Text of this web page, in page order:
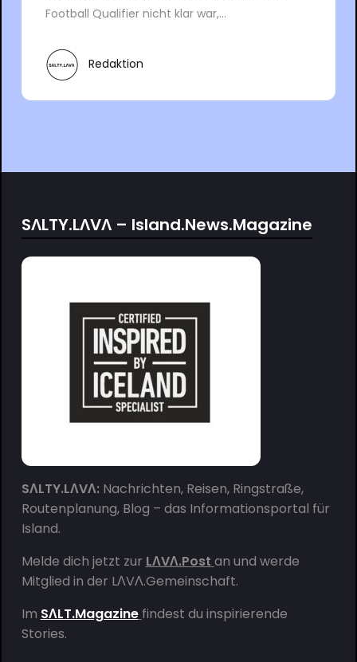
Football Qualifier nicht klar war,...
Redaktion
SΛLTY.LΛVΛ – Island.News.Magazine
SΛLTY.LΛVΛ:Nachrichten, Reisen, Ringstraße,
Routenplanung, Blog – das Informationsportal für
Island.
Melde dich jetzt zur LΛVΛ.Post an und werde
Mitglied in der LΛVΛ.Gemeinschaft.
Im SΛLT.Magazine findest du inspirierende
Stories.